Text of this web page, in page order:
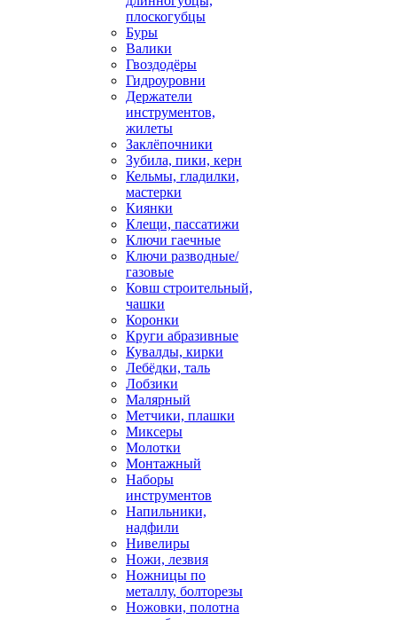
плоскогубцы
Буры
Валики
Гвоздодёры
Гидроуровни
Держатели
инструментов,
жилеты
Заклёпочники
Зубила, пики, керн
Кельмы, гладилки,
мастерки
Киянки
Клещи, пассатижи
Ключи гаечные
Ключи разводные/
газовые
Ковш строительный,
чашки
Коронки
Круги абразивные
Кувалды, кирки
Лебёдки, таль
Лобзики
Малярный
Метчики, плашки
Миксеры
Молотки
Монтажный
Наборы
инструментов
Напильники,
надфили
Нивелиры
Ножи, лезвия
Ножницы по
металлу, болторезы
Ножовки, полотна